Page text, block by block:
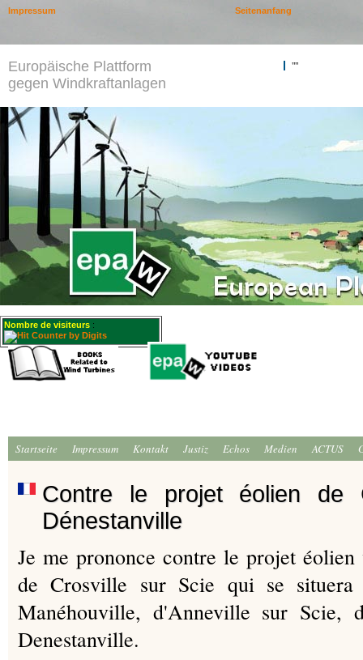
Europäische Plattform
gegen Windkraftanlagen
""
Nombre de visiteurs :
Startseite Impressum Kontakt Justiz Echos Medien ACTUS
Contre le projet éolien de
Dénestanville
Je me prononce contre le projet
de Crosville sur Scie qui se situera
Manéhouville, d'Anneville sur
Denestanville.
Seitenanfang
Impressum